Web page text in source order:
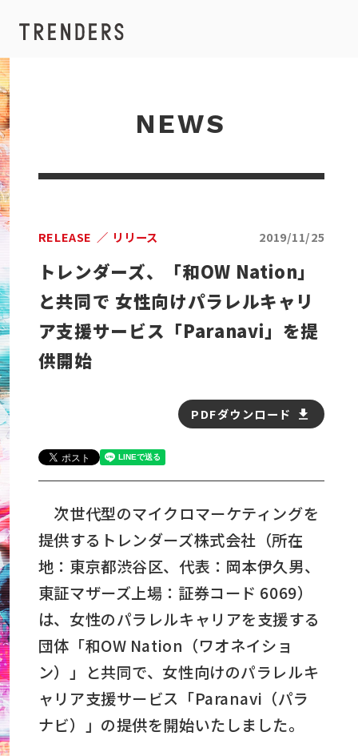
NEWS
RELEASE リリース 2019/11/25
トレンダーズ、「和OW Nation」
と共同で 女性向けパラレルキャリ
ア支援サービス「Paranavi」を提
供開始
PDFダウンロード
次世代型のマイクロマーケティングを
提供するトレンダーズ株式会社（所在
地：東京都渋谷区、代表：岡本伊久男、
東証マザーズ上場：証券コード 6069）
は、女性のパラレルキャリアを支援する
団体「和OW Nation（ワオネイショ
ン）」と共同で、女性向けのパラレルキ
ャリア支援サービス「Paranavi（パラ
ナビ）」の提供を開始いたしました。